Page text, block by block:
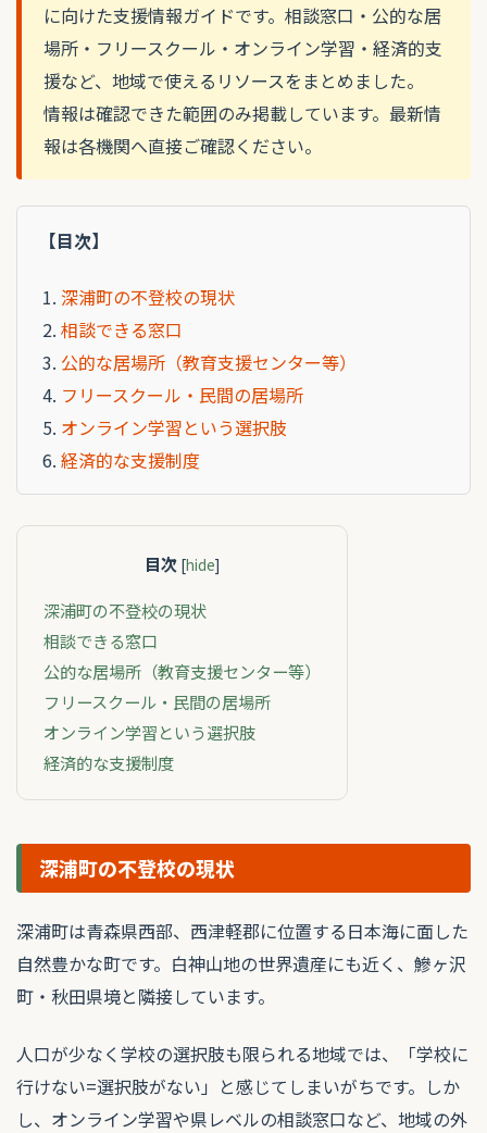
に向けた支援情報ガイドです。相談窓口・公的な居
場所・フリースクール・オンライン学習・経済的支
援など、地域で使えるリソースをまとめました。
情報は確認できた範囲のみ掲載しています。最新情
報は各機関へ直接ご確認ください。
【目次】
深浦町の不登校の現状
相談できる窓口
公的な居場所（教育支援センター等）
フリースクール・民間の居場所
オンライン学習という選択肢
経済的な支援制度
目次 [hide]
深浦町の不登校の現状
相談できる窓口
公的な居場所（教育支援センター等）
フリースクール・民間の居場所
オンライン学習という選択肢
経済的な支援制度
深浦町の不登校の現状
深浦町は青森県西部、西津軽郡に位置する日本海に面した
自然豊かな町です。白神山地の世界遺産にも近く、鰺ヶ沢
町・秋田県境と隣接しています。
人口が少なく学校の選択肢も限られる地域では、「学校に
行けない=選択肢がない」と感じてしまいがちです。しか
し、オンライン学習や県レベルの相談窓口など、地域の外